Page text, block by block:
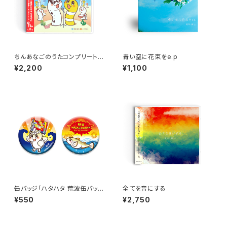
ちんあなごのうたコンプリートア
ルバム
¥2,200
青い空に花束をe.p
¥1,100
缶バッジ「ハタハタ 荒波缶バッ
ジ」
¥550
全てを音にする
¥2,750